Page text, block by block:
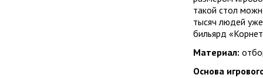
такой стол
тысяч людей
бильярд
Материал:
Основа